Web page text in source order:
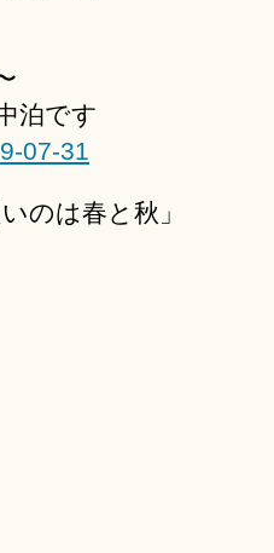
泊です
07-31
のは春と秋」